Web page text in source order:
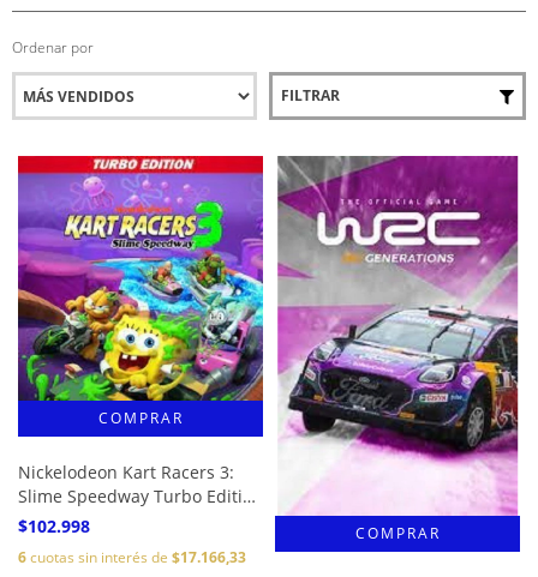
Ordenar por
FILTRAR
Nickelodeon Kart Racers 3:
Slime Speedway Turbo Edition
DIGITAL
$102.998
6cuotas sin interés de $17.166,33